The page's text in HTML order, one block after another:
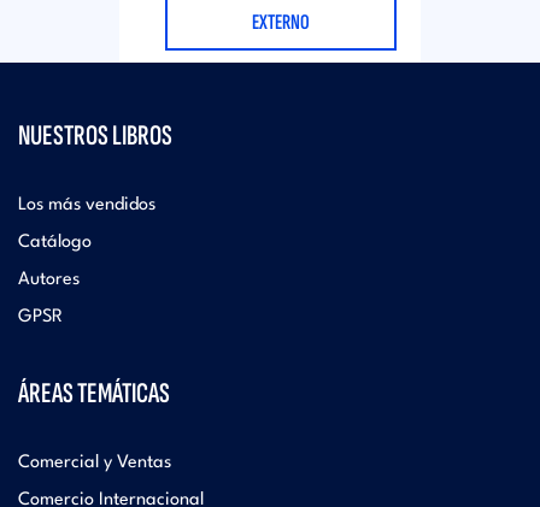
EXTERNO
NUESTROS LIBROS
Los más vendidos
Catálogo
Autores
GPSR
ÁREAS TEMÁTICAS
Comercial y Ventas
Comercio Internacional